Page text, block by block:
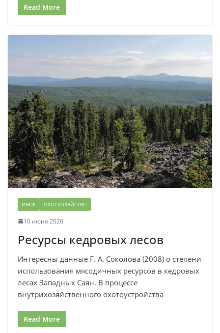
Read More
ИНОЕ ОХОТХОЗЯЙСТВО
10 июня 2026
Ресурсы кедровых лесов
Интересны данные Г. А. Соколова (2008) о степени
использования мясодичных ресурсов в кедровых
лесах Западных Саян. В процессе
внутрихозяйственного охотоустройства
Read More